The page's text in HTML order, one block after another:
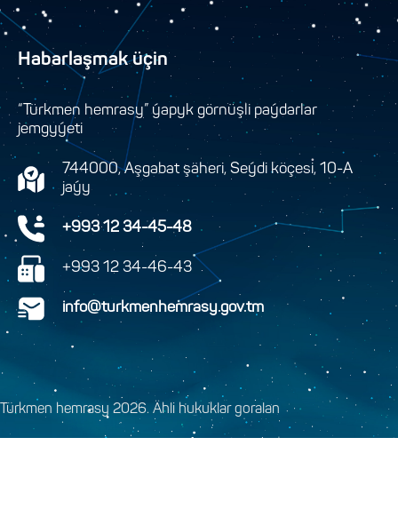
Habarlaşmak üçin
“Türkmen hemrasy” ýapyk görnüşli paýdarlar
jemgyýeti
744000, Aşgabat şäheri, Seýdi köçesi, 10-A
jaýy
+993 12 34-45-48
+993 12 34-46-43
info@turkmenhemrasy.gov.tm
Türkmen hemrasy 2026. Ähli hukuklar goralan